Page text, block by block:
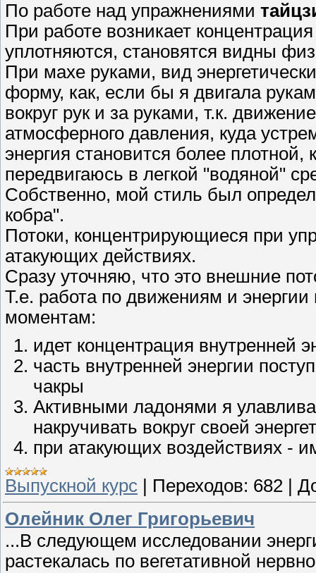
По работе над упражнениями
При работе возникает
уплотняются, становятся видны
При махе руками, вид
форму, как, если бы я двигала
вокруг рук и за руками, т.к.
атмосферного давления, куда
энергия становится более плотной,
передвигаюсь в легкой "водяной"
Собственно, мой стиль был
кобра".
Потоки, концентрирующиеся при
атакующих действиях.
Сразу уточняю, что это внешние
Т.е. работа по движениям и
моментам:
идет концентрация внутренней
часть внутренней энергии
чакры
Активными ладонями я
накручивать вокруг своей
при атакующих воздействиях -
Выпускной курс | Переходов: 682 |
Олейник Олег Григорьевич
...В следующем исследовании
растекалась по вегетативной